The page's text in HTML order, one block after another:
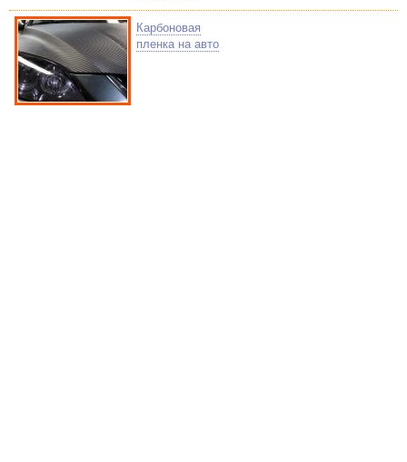
Карбоновая
пленка на авто